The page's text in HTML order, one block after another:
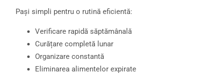
Pași simpli pentru o rutină eficientă:
Verificare rapidă săptămânală
Curățare completă lunar
Organizare constantă
Eliminarea alimentelor expirate